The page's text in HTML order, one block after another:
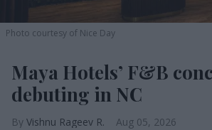
Photo courtesy of Nice Day
Maya Hotels’ F&B
debuting in NC
Vishnu Rageev R. Aug 05, 2026